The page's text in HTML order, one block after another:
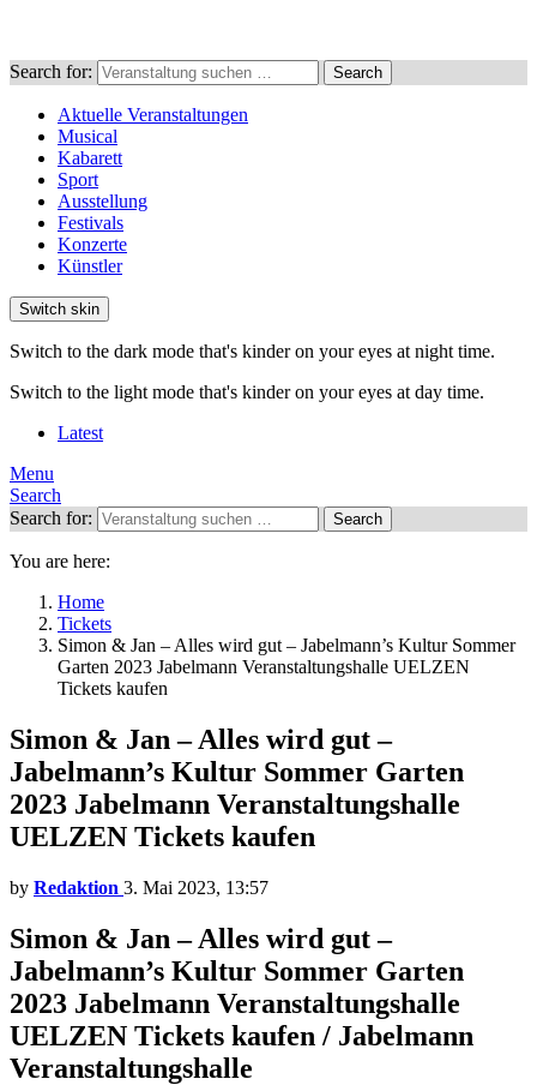
Search for: Search
Aktuelle Veranstaltungen
Musical
Kabarett
Sport
Ausstellung
Festivals
Konzerte
Künstler
Switch skin
Switch to the dark mode that's kinder on your eyes at night time.
Switch to the light mode that's kinder on your eyes at day time.
Latest
Menu
Search
Search for:
Search
You are here:
Home
Tickets
Simon & Jan – Alles wird gut – Jabelmann’s Kultur Sommer
Garten 2023 Jabelmann Veranstaltungshalle UELZEN
Tickets kaufen
Simon & Jan – Alles wird gut –
Jabelmann’s Kultur Sommer Garten
2023 Jabelmann Veranstaltungshalle
UELZEN Tickets kaufen
by Redaktion 3. Mai 2023, 13:57
Simon & Jan – Alles wird gut –
Jabelmann’s Kultur Sommer Garten
2023 Jabelmann Veranstaltungshalle
UELZEN Tickets kaufen / Jabelmann
Veranstaltungshalle